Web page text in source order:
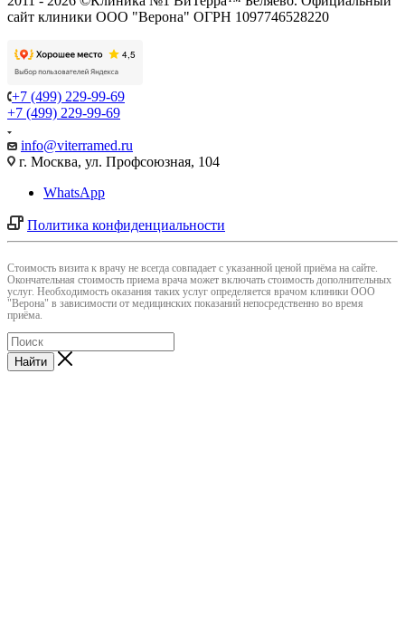
сайт клиники ООО "Верона" ОГРН 1097746528220
+7 (499) 229-99-69
+7 (499) 229-99-69
info@viterramed.ru
г. Москва, ул. Профсоюзная, 104
WhatsApp
Политика конфиденциальности
Cтоимость визита к врачу не всегда совпадает с указанной ценой приёма на сайте.
Окончательная стоимость приема врача может включать стоимость дополнительных
услуг. Необходимость оказания таких услуг определяется врачом клиники ООО
"Верона" в зависимости от медицинских показаний непосредственно во время
приёма.
Найти